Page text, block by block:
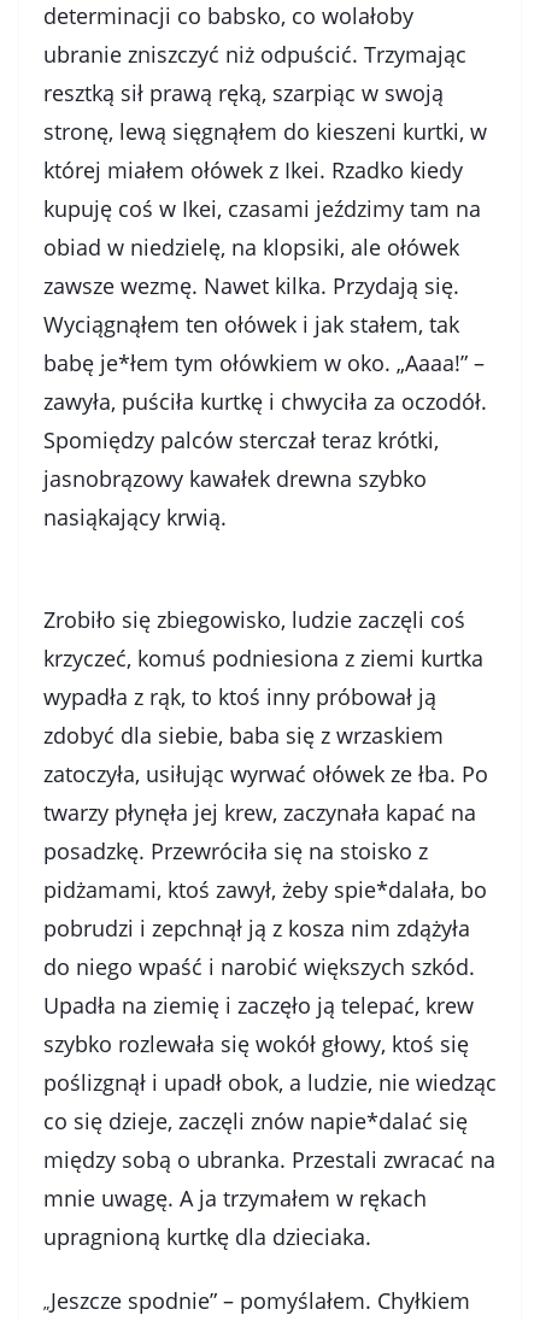
determinacji co babsko, co wolałoby
ubranie zniszczyć niż odpuścić. Trzymając
resztką sił prawą ręką, szarpiąc w swoją
stronę, lewą sięgnąłem do kieszeni kurtki, w
której miałem ołówek z Ikei. Rzadko kiedy
kupuję coś w Ikei, czasami jeździmy tam na
obiad w niedzielę, na klopsiki, ale ołówek
zawsze wezmę. Nawet kilka. Przydają się.
Wyciągnąłem ten ołówek i jak stałem, tak
babę je*łem tym ołówkiem w oko. „Aaaa!” –
zawyła, puściła kurtkę i chwyciła za oczodół.
Spomiędzy palców sterczał teraz krótki,
jasnobrązowy kawałek drewna szybko
nasiąkający krwią.
Zrobiło się zbiegowisko, ludzie zaczęli coś
krzyczeć, komuś podniesiona z ziemi kurtka
wypadła z rąk, to ktoś inny próbował ją
zdobyć dla siebie, baba się z wrzaskiem
zatoczyła, usiłując wyrwać ołówek ze łba. Po
twarzy płynęła jej krew, zaczynała kapać na
posadzkę. Przewróciła się na stoisko z
pidżamami, ktoś zawył, żeby spie*dalała, bo
pobrudzi i zepchnął ją z kosza nim zdążyła
do niego wpaść i narobić większych szkód.
Upadła na ziemię i zaczęło ją telepać, krew
szybko rozlewała się wokół głowy, ktoś się
poślizgnął i upadł obok, a ludzie, nie wiedząc
co się dzieje, zaczęli znów napie*dalać się
między sobą o ubranka. Przestali zwracać na
mnie uwagę. A ja trzymałem w rękach
upragnioną kurtkę dla dzieciaka.
„Jeszcze spodnie” – pomyślałem. Chyłkiem